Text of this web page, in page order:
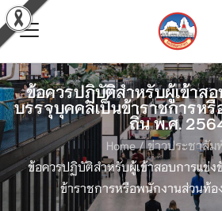
ข้อควรปฏิบัติสำหรับผู้เข้าสอ
บรรจุบุคคลเป็นข้าราชการห
ถิ่น พ.ศ.
Home/ ข่าวประชาสัม
ข้อควรปฏิบัติสำหรับผู้เข้าสอบการแข่ง
ข้าราชการหรือพนักงานส่วนท้อ